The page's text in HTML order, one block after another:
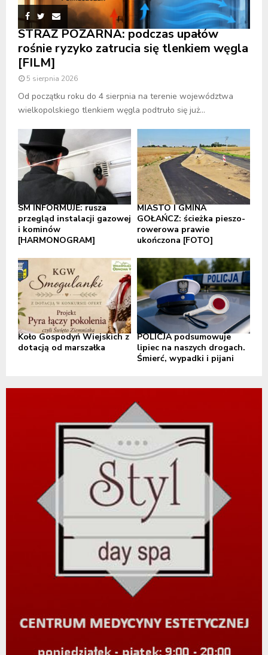
STRAŻ POŻARNA: podczas upałów
rośnie ryzyko zatrucia się tlenkiem węgla
[FILM]
5 sierpnia 2026
Od początku roku do 4 sierpnia na terenie województwa
wielkopolskiego tlenkiem węgla podtruło się już...
SM INFORMUJE: rusza
przegląd instalacji gazowej
i kominów
[HARMONOGRAM]
MIASTO I GMINA
GOŁAŃCZ: ścieżka pieszo-
rowerowa prawie
ukończona [FOTO]
Koło Gospodyń Wiejskich z
dotacją od marszałka
POLICJA podsumowuje
lipiec na naszych drogach.
Śmierć, wypadki i pijani